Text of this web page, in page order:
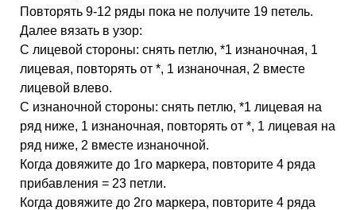
Повторять 9-12 ряды пока не получите 19 петель.
Далее вязать в узор:
С лицевой стороны: снять петлю, *1 изнаночная, 1
лицевая, повторять от *, 1 изнаночная, 2 вместе
лицевой влево.
С изнаночной стороны: снять петлю, *1 лицевая на
ряд ниже, 1 изнаночная, повторять от *, 1 лицевая на
ряд ниже, 2 вместе изнаночной.
Когда довяжите до 1го маркера, повторите 4 ряда
прибавления = 23 петли.
Когда довяжите до 2го маркера, повторите 4 ряда